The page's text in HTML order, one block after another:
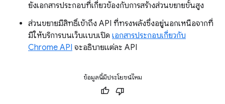
ยังเอกสารประกอบที่เกี่ยวข้องกับการสร้างส่วนขยายขั้นสูง
ส่วนขยายมีสิทธิ์เข้าถึง API ที่ทรงพลังซึ่งอยู่นอกเหนือจากที่
มีให้บริการบนเว็บแบบเปิด เอกสารประกอบเกี่ยวกับ
Chrome API จะอธิบายแต่ละ API
ข้อมูลนี้มีประโยชน์ไหม